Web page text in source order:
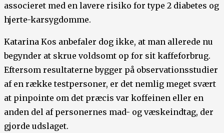
associeret med en lavere risiko for type 2 diabetes og
hjerte-karsygdomme.
Katarina Kos anbefaler dog ikke, at man allerede nu
begynder at skrue voldsomt op for sit kaffeforbrug.
Eftersom resultaterne bygger på observationsstudier
af en række testpersoner, er det nemlig meget svært
at pinpointe om det præcis var koffeinen eller en
anden del af personernes mad- og væskeindtag, der
gjorde udslaget.